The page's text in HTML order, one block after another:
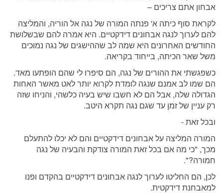
אבחון אתם צריכים –
לקראת סוף כיתה א' פנתה המורה של נגה אל הוריה, והמליצה
להם לערוך לנגה אבחונים דידקטיים. היא אמרה להם שבשלושת
החודשים האחרונים היא שמה לב שההישגים של נגה נמוכים
משל שאר הכיתה, בייחוד בקריאה.
כשפגשתי את ההורים של נגה, הם סיפרו לי שהם הופתעו מאד.
הם שמו לב אמנם שנגה לומדת לקרוא יותר לאט מאשר האחות
הגדולה שלה, אבל הם לא חשבו שיש בעיה כלשהי, והניחו שזה
רק עניין של זמן עד שגם נגה תקרא היטב.
ובכל זאת -
המורה המליצה על אבחונים דידקטיים והם לא יכלו להתעלם
מכך, "כי מה אם בכל זאת המורה צודקת והבעיה של נגה
חמורה?".
לכן, הם החליטו לערוך לנגה אבחונים דידקטיים בהקדם ופנו
למאבחנת דידקטית.